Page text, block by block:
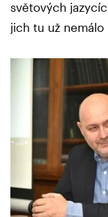
světových
jich tu už nemálo